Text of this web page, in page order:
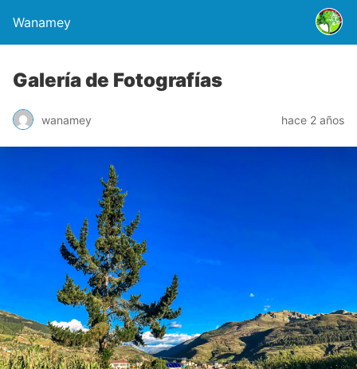
Wanamey
Galería de Fotografías
wanamey hace 2 años